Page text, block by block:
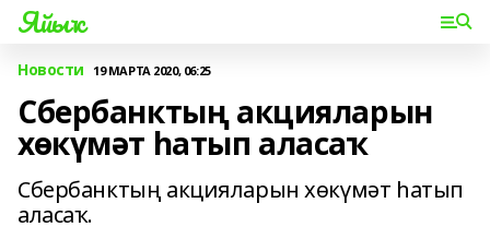
Яйыҡ
Новости 19 МАРТА 2020, 06:25
Сбербанктың акцияларын
хөкүмәт һатып аласаҡ
Сбербанктың акцияларын хөкүмәт һатып
аласаҡ.